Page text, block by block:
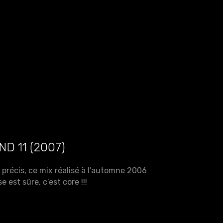
11 (2007)
ce mix réalisé à l’automne 2006
est sûre, c’est core !!!